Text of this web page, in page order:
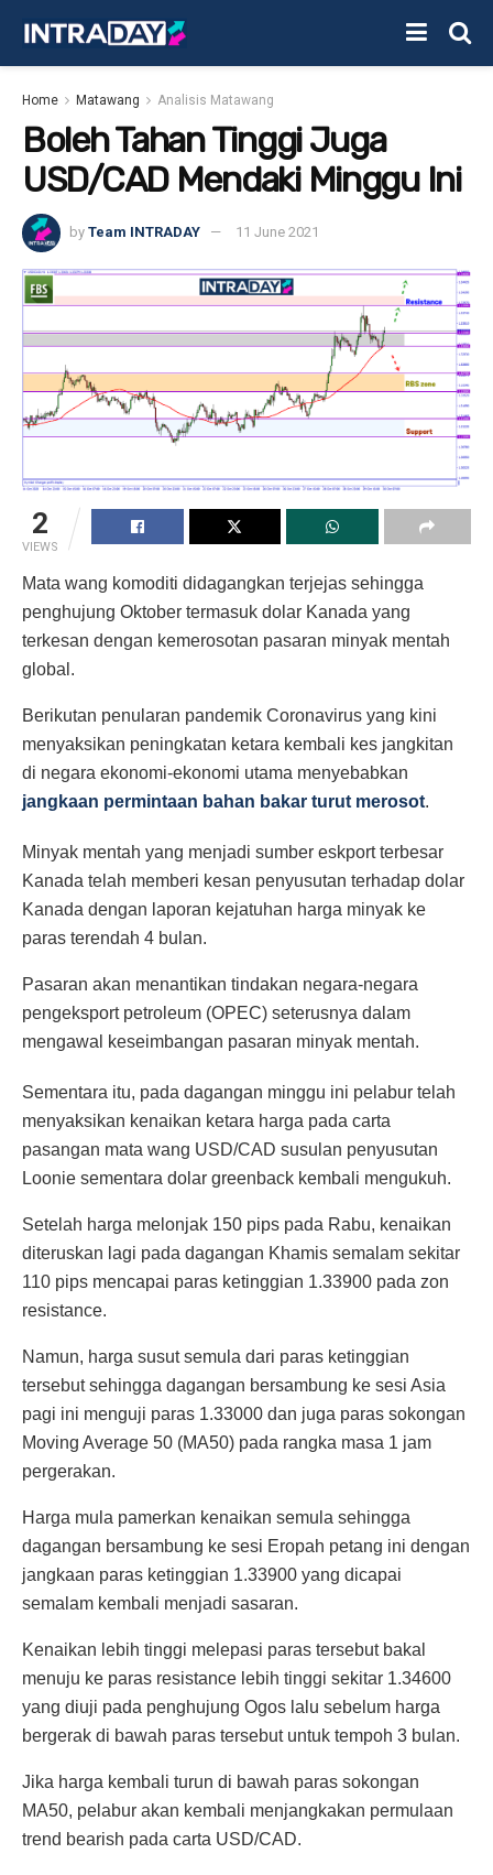
Home Matawang Analisis Matawang
Boleh Tahan Tinggi Juga
USD/CAD Mendaki Minggu Ini
by Team INTRADAY 11 June 2021
2
VIEWS
Mata wang komoditi didagangkan terjejas sehingga
penghujung Oktober termasuk dolar Kanada yang
terkesan dengan kemerosotan pasaran minyak mentah
global.
Berikutan penularan pandemik Coronavirus yang kini
menyaksikan peningkatan ketara kembali kes jangkitan
di negara ekonomi-ekonomi utama menyebabkan
jangkaan permintaan bahan bakar turut merosot.
Minyak mentah yang menjadi sumber eskport terbesar
Kanada telah memberi kesan penyusutan terhadap dolar
Kanada dengan laporan kejatuhan harga minyak ke
paras terendah 4 bulan.
Pasaran akan menantikan tindakan negara-negara
pengeksport petroleum (OPEC) seterusnya dalam
mengawal keseimbangan pasaran minyak mentah.
Sementara itu, pada dagangan minggu ini pelabur telah
menyaksikan kenaikan ketara harga pada carta
pasangan mata wang USD/CAD susulan penyusutan
Loonie sementara dolar greenback kembali mengukuh.
Setelah harga melonjak 150 pips pada Rabu, kenaikan
diteruskan lagi pada dagangan Khamis semalam sekitar
110 pips mencapai paras ketinggian 1.33900 pada zon
resistance.
Namun, harga susut semula dari paras ketinggian
tersebut sehingga dagangan bersambung ke sesi Asia
pagi ini menguji paras 1.33000 dan juga paras sokongan
Moving Average 50 (MA50) pada rangka masa 1 jam
pergerakan.
Harga mula pamerkan kenaikan semula sehingga
dagangan bersambung ke sesi Eropah petang ini dengan
jangkaan paras ketinggian 1.33900 yang dicapai
semalam kembali menjadi sasaran.
Kenaikan lebih tinggi melepasi paras tersebut bakal
menuju ke paras resistance lebih tinggi sekitar 1.34600
yang diuji pada penghujung Ogos lalu sebelum harga
bergerak di bawah paras tersebut untuk tempoh 3 bulan.
Jika harga kembali turun di bawah paras sokongan
MA50, pelabur akan kembali menjangkakan permulaan
trend bearish pada carta USD/CAD.